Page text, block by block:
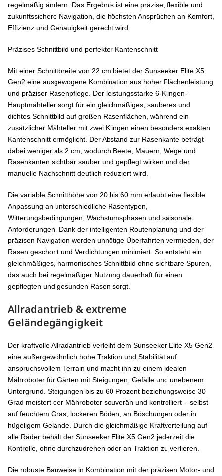
regelmäßig ändern. Das Ergebnis ist eine präzise, flexible und
zukunftssichere Navigation, die höchsten Ansprüchen an Komfort,
Effizienz und Genauigkeit gerecht wird.
Präzises Schnittbild und perfekter Kantenschnitt
Mit einer Schnittbreite von 22 cm bietet der Sunseeker Elite X5
Gen2 eine ausgewogene Kombination aus hoher Flächenleistung
und präziser Rasenpflege. Der leistungsstarke 6-Klingen-
Hauptmähteller sorgt für ein gleichmäßiges, sauberes und
dichtes Schnittbild auf großen Rasenflächen, während ein
zusätzlicher Mähteller mit zwei Klingen einen besonders exakten
Kantenschnitt ermöglicht. Der Abstand zur Rasenkante beträgt
dabei weniger als 2 cm, wodurch Beete, Mauern, Wege und
Rasenkanten sichtbar sauber und gepflegt wirken und der
manuelle Nachschnitt deutlich reduziert wird.
Die variable Schnitthöhe von 20 bis 60 mm erlaubt eine flexible
Anpassung an unterschiedliche Rasentypen,
Witterungsbedingungen, Wachstumsphasen und saisonale
Anforderungen. Dank der intelligenten Routenplanung und der
präzisen Navigation werden unnötige Überfahrten vermieden, der
Rasen geschont und Verdichtungen minimiert. So entsteht ein
gleichmäßiges, harmonisches Schnittbild ohne sichtbare Spuren,
das auch bei regelmäßiger Nutzung dauerhaft für einen
gepflegten und gesunden Rasen sorgt.
Allradantrieb & extreme
Geländegängigkeit
Der kraftvolle Allradantrieb verleiht dem Sunseeker Elite X5 Gen2
eine außergewöhnlich hohe Traktion und Stabilität auf
anspruchsvollem Terrain und macht ihn zu einem idealen
Mähroboter für Gärten mit Steigungen, Gefälle und unebenem
Untergrund. Steigungen bis zu 60 Prozent beziehungsweise 30
Grad meistert der Mähroboter souverän und kontrolliert – selbst
auf feuchtem Gras, lockeren Böden, an Böschungen oder in
hügeligem Gelände. Durch die gleichmäßige Kraftverteilung auf
alle Räder behält der Sunseeker Elite X5 Gen2 jederzeit die
Kontrolle, ohne durchzudrehen oder an Traktion zu verlieren.
Die robuste Bauweise in Kombination mit der präzisen Motor- und